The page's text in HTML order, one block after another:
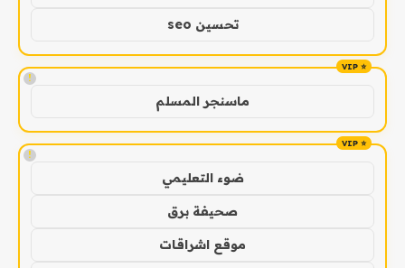
تحسين seo
!
ماسنجر المسلم
!
ضوء التعليمي
صحيفة برق
موقع اشراقات